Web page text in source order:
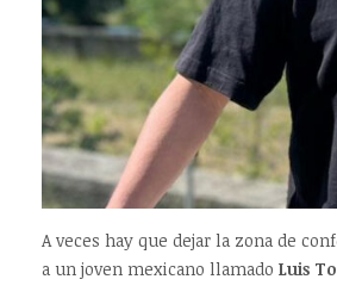
A veces hay que dejar la zona de
a un joven mexicano llamado Luis